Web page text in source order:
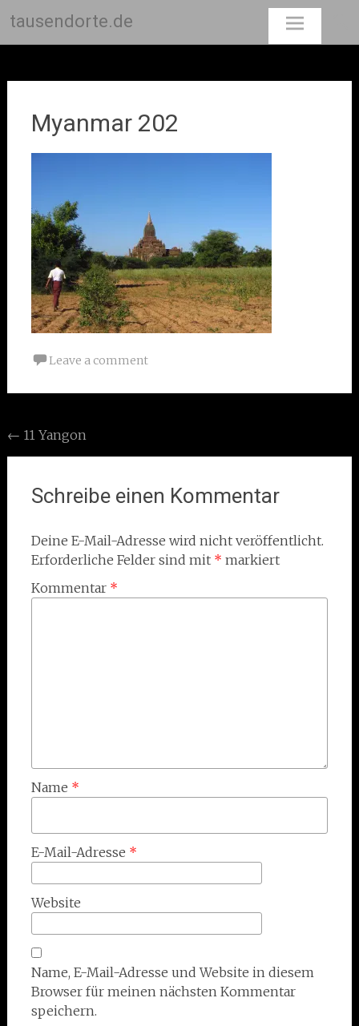
tausendorte.de
Myanmar 202
Leave a comment
Post
navigation
← 11 Yangon
Schreibe einen Kommentar
Deine E-Mail-Adresse wird nicht veröffentlicht.
Erforderliche Felder sind mit * markiert
Kommentar *
Name *
E-Mail-Adresse *
Website
Name, E-Mail-Adresse und Website in diesem
Browser für meinen nächsten Kommentar
speichern.